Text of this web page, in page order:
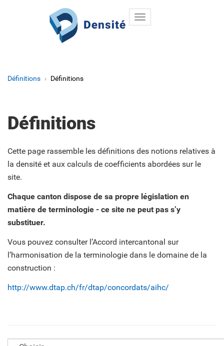
Aller au contenu principal
Toggle
Définitions Définitions
Définitions
Cette page rassemble les définitions des notions relatives à
la densité et aux calculs de coefficients abordées sur le
site.
Chaque canton dispose de sa propre législation en
matière de terminologie - ce site ne peut pas s’y
substituer.
Vous pouvez consulter l’Accord intercantonal sur
l’harmonisation de la terminologie dans le domaine de la
construction :
http://www.dtap.ch/fr/dtap/concordats/aihc/